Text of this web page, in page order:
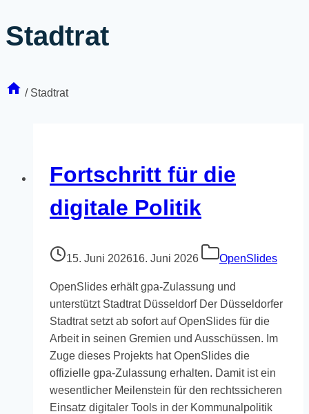
Stadtrat
/ Stadtrat
Fortschritt für die
digitale Politik
15. Juni 202616. Juni 2026 OpenSlides
OpenSlides erhält gpa-Zulassung und
unterstützt Stadtrat Düsseldorf Der Düsseldorfer
Stadtrat setzt ab sofort auf OpenSlides für die
Arbeit in seinen Gremien und Ausschüssen. Im
Zuge dieses Projekts hat OpenSlides die
offizielle gpa-Zulassung erhalten. Damit ist ein
wesentlicher Meilenstein für den rechtssicheren
Einsatz digitaler Tools in der Kommunalpolitik